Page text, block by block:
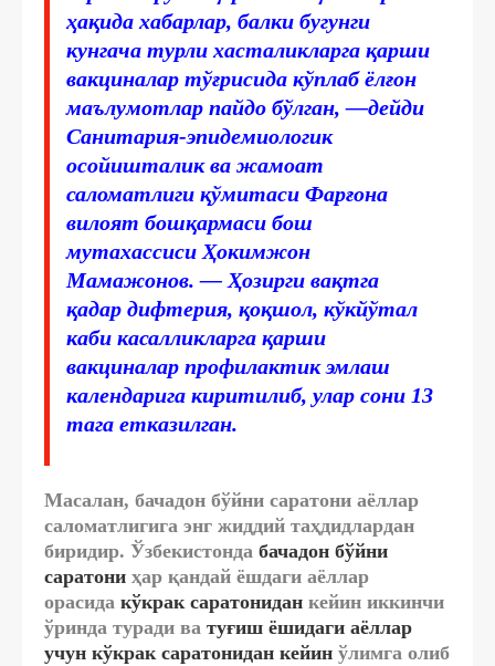
ҳақида хабарлар, балки бугунги
кунгача турли хасталикларга қарши
вакциналар тўғрисида кўплаб ёлғон
маълумотлар пайдо бўлган, —дейди
Санитария-эпидемиологик
осойишталик ва жамоат
саломатлиги қўмитаси Фарғона
вилоят бошқармаси бош
мутахассиси Ҳокимжон
Мамажонов. — Ҳозирги вақтга
қадар дифтерия, қоқшол, кўкйўтал
каби касалликларга қарши
вакциналар профилактик эмлаш
календарига киритилиб, улар сони 13
тага етказилган.
Масалан, бачадон бўйни саратони аёллар
саломатлигига энг жиддий таҳдидлардан
биридир. Ўзбекистонда бачадон бўйни
саратони ҳар қандай ёшдаги аёллар
орасида кўкрак саратонидан кейин иккинчи
ўринда туради ва туғиш ёшидаги аёллар
учун кўкрак саратонидан кейин ўлимга олиб